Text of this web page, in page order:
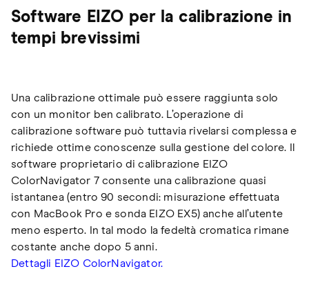
Software EIZO per la calibrazione in
tempi brevissimi
Una calibrazione ottimale può essere raggiunta solo
con un monitor ben calibrato. L’operazione di
calibrazione software può tuttavia rivelarsi complessa e
richiede ottime conoscenze sulla gestione del colore. Il
software proprietario di calibrazione EIZO
ColorNavigator 7 consente una calibrazione quasi
istantanea (entro 90 secondi: misurazione effettuata
con MacBook Pro e sonda EIZO EX5) anche all’utente
meno esperto. In tal modo la fedeltà cromatica rimane
costante anche dopo 5 anni.
Dettagli EIZO ColorNavigator.